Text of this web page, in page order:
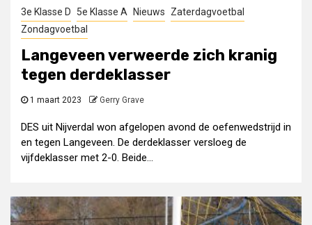
3e Klasse D 5e Klasse A Nieuws
Zaterdagvoetbal
Zondagvoetbal
Langeveen verweerde zich kranig
tegen derdeklasser
1 maart 2023 Gerry Grave
DES uit Nijverdal won afgelopen avond de oefenwedstrijd in
en tegen Langeveen. De derdeklasser versloeg de
vijfdeklasser met 2-0. Beide...